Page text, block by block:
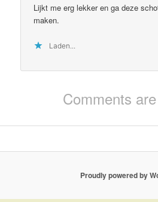
Lijkt me erg lekker en ga deze
maken.
Laden...
Comments
Proudly powered by